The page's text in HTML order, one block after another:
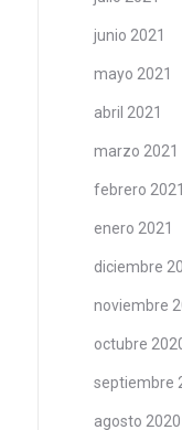
junio 2021
mayo 2021
abril 2021
marzo 2021
febrero 2021
enero 2021
diciembre
noviembre
octubre
septiembre
agosto 2020